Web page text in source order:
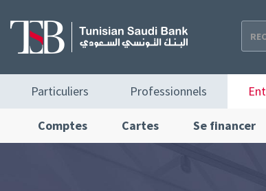
contenu
principal
principale
Particuliers Professionnels
Comptes Cartes Se financer